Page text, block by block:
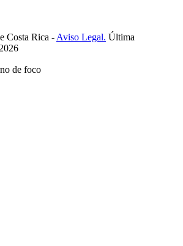
Costa Rica -Aviso Legal. Última
de foco